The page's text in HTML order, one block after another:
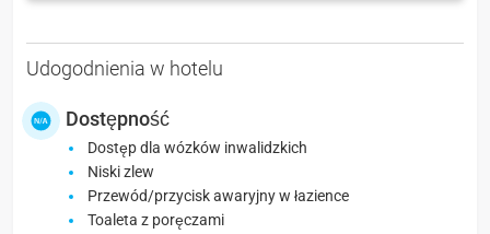
Udogodnienia w hotelu
Dostępność
Dostęp dla wózków inwalidzkich
Niski zlew
Przewód/przycisk awaryjny w łazience
Toaleta z poręczami